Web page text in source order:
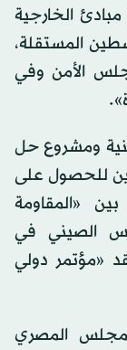
الخارجية
المستقلة،
الأمن وفي
ومشروع حل
للحصول على
«المقاومة
الصيني في
«مؤتمر دولي
المصري